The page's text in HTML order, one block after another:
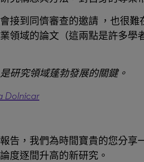
接到同儕審查的邀請 ，也很難
領域的論文（這兩點是許多學
研究領域蓬勃發展的關鍵。
Dolnicar
告，我們為時間寶貴的您分享
度逐間升高的新研究。